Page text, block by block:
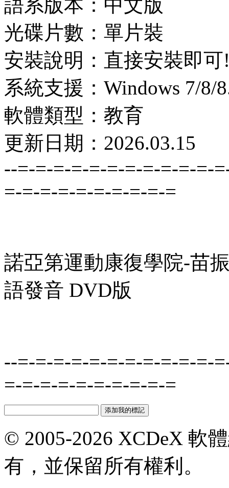
語系版本：中文版
光碟片數：單片裝
安裝說明：直接安裝即可
系統支援：Windows 7/8/
軟體類型：教育
更新日期：2026.03.15
--=-=-=-=-=-=-=-=-=-=-=-
=-=-=-=-=-=-=-=-=-=
諾亞第運動康復學院-苗
語發音 DVD版
--=-=-=-=-=-=-=-=-=-=-=-
=-=-=-=-=-=-=-=-=-=
© 2005-2026 XCDeX 軟
有，並保留所有權利。